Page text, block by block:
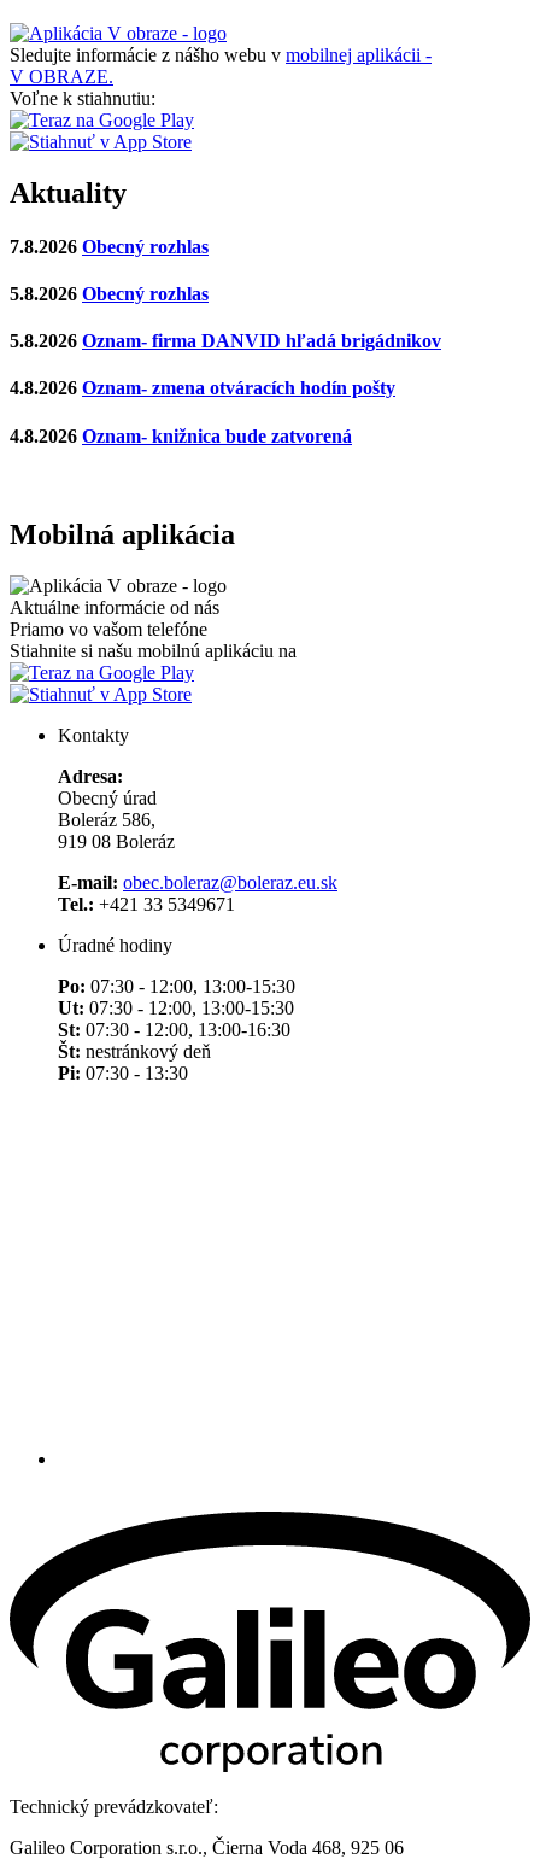
Sledujte informácie z nášho webu v mobilnej aplikácii -
V OBRAZE.
Voľne k stiahnutiu:
Aktuality
7.8.2026 Obecný rozhlas
5.8.2026 Obecný rozhlas
5.8.2026 Oznam- firma DANVID hľadá brigádnikov
4.8.2026 Oznam- zmena otváracích hodín pošty
4.8.2026 Oznam- knižnica bude zatvorená
Mobilná aplikácia
Aktuálne informácie od nás
Priamo vo vašom telefóne
Stiahnite si našu mobilnú aplikáciu na
Kontakty
Adresa:
Obecný úrad
Boleráz 586,
919 08 Boleráz
E-mail: obec.boleraz@boleraz.eu.sk
Tel.: +421 33 5349671
Úradné hodiny
Po: 07:30 - 12:00, 13:00-15:30
Ut: 07:30 - 12:00, 13:00-15:30
St: 07:30 - 12:00, 13:00-16:30
Št: nestránkový deň
Pi: 07:30 - 13:30
Technický prevádzkovateľ:
Galileo Corporation s.r.o., Čierna Voda 468, 925 06